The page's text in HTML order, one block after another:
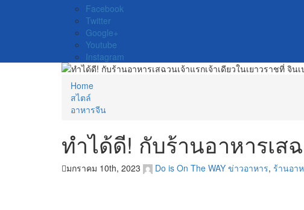
Facebook
Twitter
Google+
Youtube
Instagram
Home
สไตล์
อาหารจีน
ทำได้ดี! กับร้านอาหารเส
มกราคม 10th, 2023 Do is On The WAY ข่าวอาหาร, ร้านอา